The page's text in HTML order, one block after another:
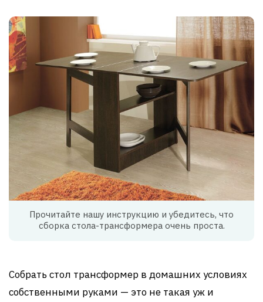
Прочитайте нашу инструкцию и убедитесь, что
сборка стола-трансформера очень проста.
Собрать стол трансформер в домашних условиях
собственными руками — это не такая уж и